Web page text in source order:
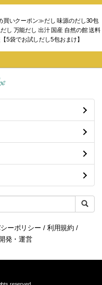
いクーポン≫だし 味源のだし30包
し 万能だし 出汁 国産 自然の館 送料
5袋でお試しだし5包おまけ】
ーポリシー / 利用規約 /
発・運営
reserved.